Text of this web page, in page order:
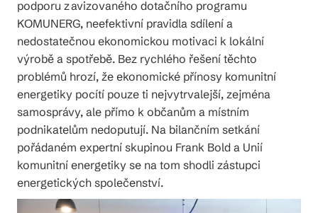
podporu z avizovaného dotačního programu
KOMUNERG, neefektivní pravidla sdílení a
nedostatečnou ekonomickou motivaci k lokální
výrobě a spotřebě. Bez rychlého řešení těchto
problémů hrozí, že ekonomické přínosy komunitní
energetiky pocítí pouze ti nejvytrvalejší, zejména
samosprávy, ale přímo k občanům a místním
podnikatelům nedoputují. Na bilančním setkání
pořádaném expertní skupinou Frank Bold a Unií
komunitní energetiky se na tom shodli zástupci
energetických společenství.